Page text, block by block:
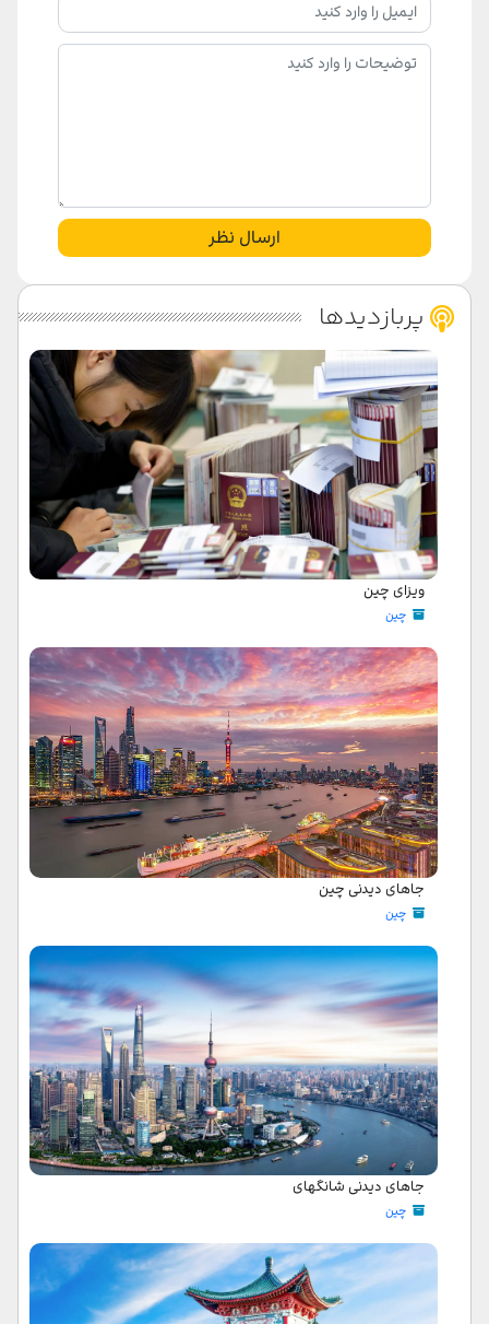
ارسال نظر
پربازدیدها
ویزای چین
چین
جاهای دیدنی چین
چین
جاهای دیدنی شانگهای
چین